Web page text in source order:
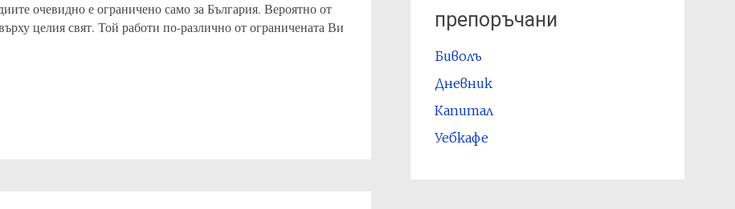
очевидно е ограничено само за България. Вероятно от
целия свят. Той работи по-различно от ограничената Ви
препоръчани
Биволъ
Дневник
Капитал
Уебкафе